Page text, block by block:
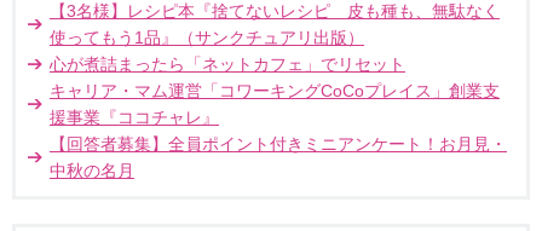
【3名様】レシピ本『捨てないレシピ 皮も種も、無駄なく
使ってもう1品』（サンクチュアリ出版）
心が煮詰まったら「ネットカフェ」でリセット
キャリア・マム運営「コワーキングCoCoプレイス」創業支
援事業『ココチャレ』
【回答者募集】全員ポイント付きミニアンケート！お月見・
中秋の名月